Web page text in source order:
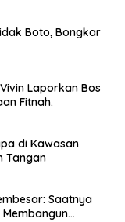
Boto, Bongkar
Laporkan Bos
Fitnah.
di Kawasan
Tangan
Saatnya
Membangun